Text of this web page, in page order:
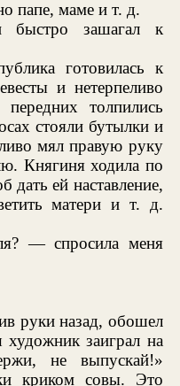
папе, маме и т. д.
быстро зашагал к
готовилась к
и нетерпеливо
толпились
стояли бутылки и
мял правую руку
Княгиня ходила по
дать ей наставление,
матери и т. д.
— спросила меня
руки назад, обошел
заиграл на
не выпускай!»
криком совы. Это